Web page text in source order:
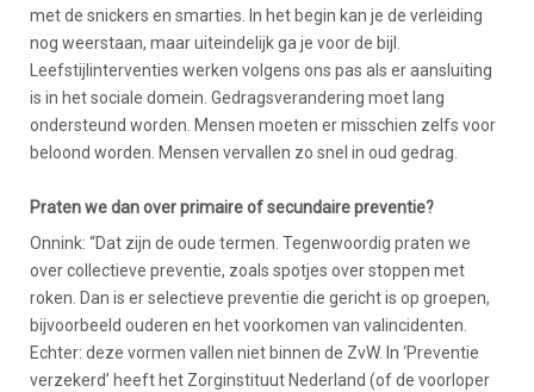
met de snickers en smarties. In het begin kan je de verleiding
nog weerstaan, maar uiteindelijk ga je voor de bijl.
Leefstijlinterventies werken volgens ons pas als er aansluiting
is in het sociale domein. Gedragsverandering moet lang
ondersteund worden. Mensen moeten er misschien zelfs voor
beloond worden. Mensen vervallen zo snel in oud gedrag.
Praten we dan over primaire of secundaire preventie?
Onnink: “Dat zijn de oude termen. Tegenwoordig praten we
over collectieve preventie, zoals spotjes over stoppen met
roken. Dan is er selectieve preventie die gericht is op groepen,
bijvoorbeeld ouderen en het voorkomen van valincidenten.
Echter: deze vormen vallen niet binnen de ZvW. In ‘Preventie
verzekerd’ heeft het Zorginstituut Nederland (of de voorloper